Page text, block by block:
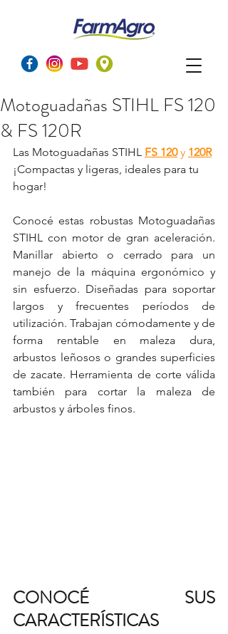
Motoguadañas STIHL FS 120
& FS 120R
Las Motoguadañas STIHL FS 120 y 120R
¡Compactas y ligeras, ideales para tu
hogar!
Conocé estas robustas Motoguadañas
STIHL con motor de gran aceleración.
Manillar abierto o cerrado para un
manejo de la máquina ergonómico y
sin esfuerzo. Diseñadas para soportar
largos y frecuentes períodos de
utilización. Trabajan cómodamente y de
forma rentable en maleza dura,
arbustos leñosos o grandes superficies
de zacate. Herramienta de corte válida
también para cortar la maleza de
arbustos y árboles finos.
CONOCÉ SUS
CARACTERÍSTICAS